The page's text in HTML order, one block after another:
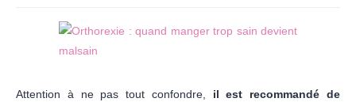
Attention à ne pas tout confondre, il est recommandé de